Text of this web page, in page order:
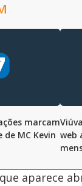
marcam
MC Kevin web
aparece